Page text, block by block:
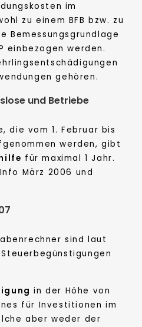
im
zu einem BFB bzw. zu
Bemessungsgrundlage
einbezogen werden.
gehören.
und Betriebe
die vom 1. Februar bis
werden, gibt
für maximal 1 Jahr.
März 2006 und
sind laut
in der Höhe von
für Investitionen im
aber weder der